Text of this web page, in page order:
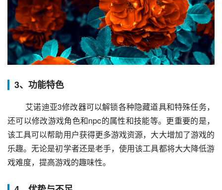
3、功能特色
还可以修改游戏角色和npc的属性和技能等。更重要的是，
该工具可以帮助用户获得更多游戏资源，大大增加了游戏的
乐趣。无论是初学者还是老手，使用该工具都将大大降低游
戏难度，提高游戏的趣味性。